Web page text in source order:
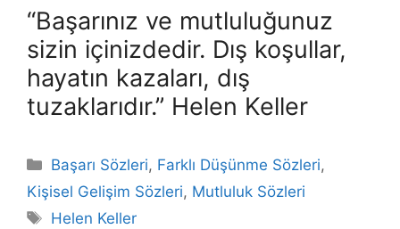
“Başarınız ve mutluluğunuz
sizin içinizdedir. Dış koşullar,
hayatın kazaları, dış
tuzaklarıdır.” Helen Keller
Kategoriler
Başarı Sözleri, Farklı Düşünme Sözleri,
Kişisel Gelişim Sözleri, Mutluluk Sözleri
Etiketler
Helen Keller